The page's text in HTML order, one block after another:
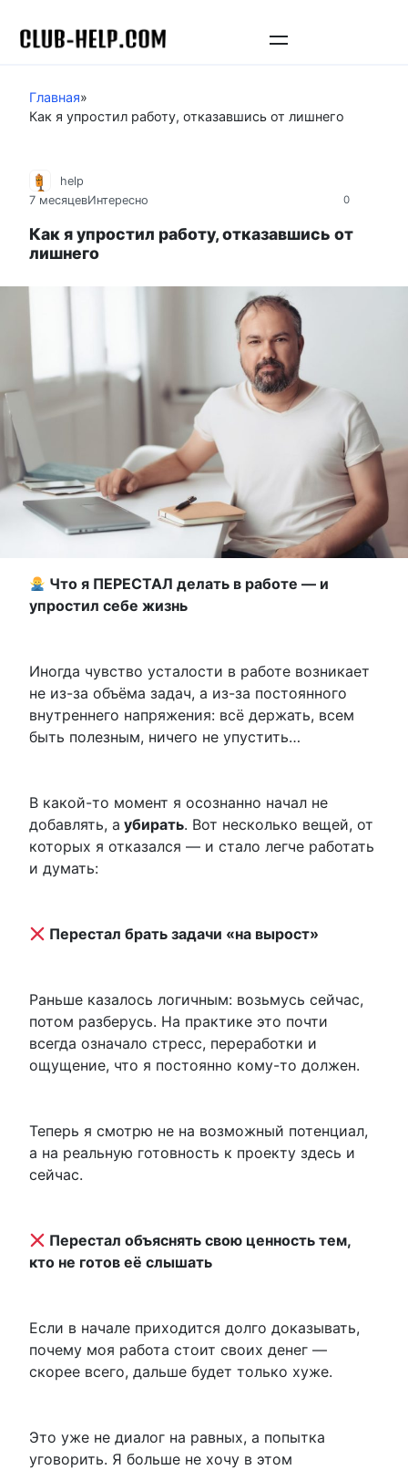
контенту
Главная»
Как я упростил работу, отказавшись от лишнего
0
help
7 месяцевИнтересно
Как я упростил работу, отказавшись от
лишнего
Что я ПЕРЕСТАЛ делать в работе — и
упростил себе жизнь
Иногда чувство усталости в работе возникает
не из-за объёма задач, а из-за постоянного
внутреннего напряжения: всё держать, всем
быть полезным, ничего не упустить…
В какой-то момент я осознанно начал не
добавлять, а убирать. Вот несколько вещей, от
которых я отказался — и стало легче работать
и думать:
Перестал брать задачи «на вырост»
Раньше казалось логичным: возьмусь сейчас,
потом разберусь. На практике это почти
всегда означало стресс, переработки и
ощущение, что я постоянно кому-то должен.
Теперь я смотрю не на возможный потенциал,
а на реальную готовность к проекту здесь и
сейчас.
Перестал объяснять свою ценность тем,
кто не готов её слышать
Если в начале приходится долго доказывать,
почему моя работа стоит своих денег —
скорее всего, дальше будет только хуже.
Это уже не диалог на равных, а попытка
уговорить. Я больше не хочу в этом